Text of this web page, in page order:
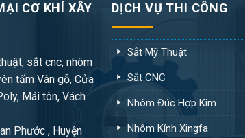
CƠ KHÍ XÂY
sắt cnc, nhôm
tấm Vân gỗ, Cửa
Mái tôn, Vách
Phước , Huyện
DỊCH VỤ THI CÔNG
Sắt Mỹ Thuật
Sắt CNC
Nhôm Đúc Hợp Kim
Nhôm Kính Xingfa